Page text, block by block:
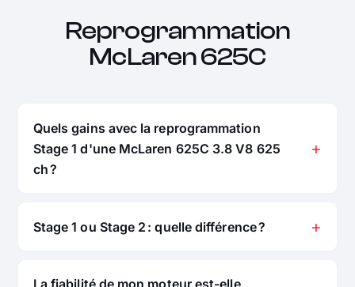
Reprogrammation
McLaren 625C
Quels gains avec la reprogrammation
Stage 1 d'une McLaren 625C 3.8 V8 625
ch ?
Stage 1 ou Stage 2 : quelle différence ?